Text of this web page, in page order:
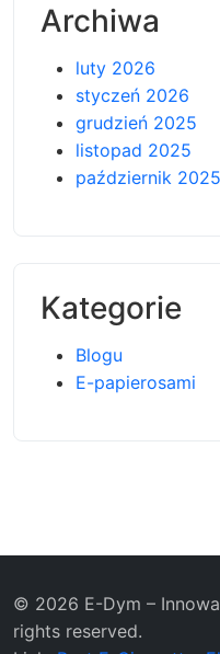
Archiwa
luty 2026
styczeń 2026
grudzień 2025
listopad 2025
październik 2025
Kategorie
Blogu
E-papierosami
© 2026 E-Dym –
rights reserved.